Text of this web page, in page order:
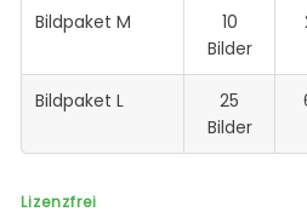
Bildpaket M
10
Bilder
Bildpaket L
25
Bilder
Lizenzfrei